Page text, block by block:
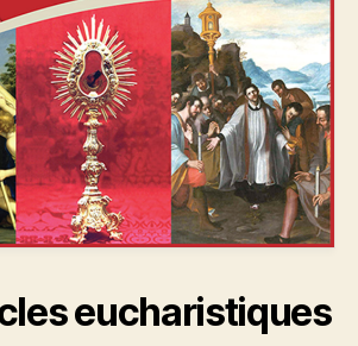
eucharistiques